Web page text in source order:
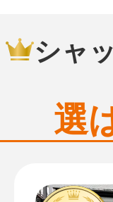
シャ
選